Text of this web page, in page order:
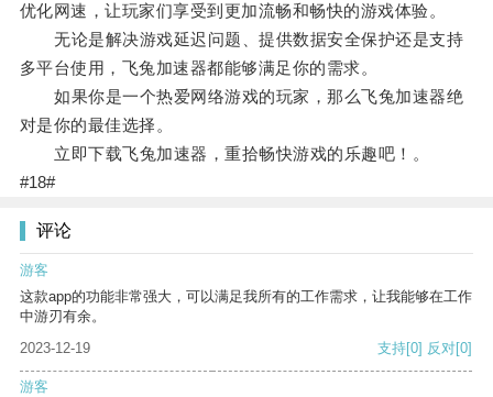
优化网速，让玩家们享受到更加流畅和畅快的游戏体验。
无论是解决游戏延迟问题、提供数据安全保护还是支持
多平台使用，飞兔加速器都能够满足你的需求。
如果你是一个热爱网络游戏的玩家，那么飞兔加速器绝
对是你的最佳选择。
立即下载飞兔加速器，重拾畅快游戏的乐趣吧！。
#18#
评论
游客
这款app的功能非常强大，可以满足我所有的工作需求，让我能够在工作
中游刃有余。
2023-12-19
支持[0] 反对[0]
游客